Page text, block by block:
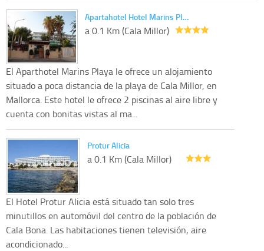
Apartahotel Hotel Marins Pl…
a 0.1 Km (Cala Millor)
El Aparthotel Marins Playa le ofrece un alojamiento
situado a poca distancia de la playa de Cala Millor, en
Mallorca. Este hotel le ofrece 2 piscinas al aire libre y
cuenta con bonitas vistas al ma...
Protur Alicia
a 0.1 Km (Cala Millor)
El Hotel Protur Alicia está situado tan solo tres
minutillos en automóvil del centro de la población de
Cala Bona. Las habitaciones tienen televisión, aire
acondicionado...